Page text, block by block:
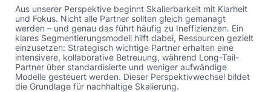
Aus unserer Perspektive beginnt Skalierbarkeit mit Klarheit
und Fokus. Nicht alle Partner sollten gleich gemanagt
werden – und genau das führt häufig zu Ineffizienzen. Ein
klares Segmentierungsmodell hilft dabei, Ressourcen gezielt
einzusetzen: Strategisch wichtige Partner erhalten eine
intensivere, kollaborative Betreuung, während Long-Tail-
Partner über standardisierte und weniger aufwändige
Modelle gesteuert werden. Dieser Perspektivwechsel bildet
die Grundlage für nachhaltige Skalierung.